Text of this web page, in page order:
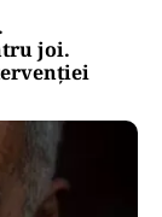
joi.